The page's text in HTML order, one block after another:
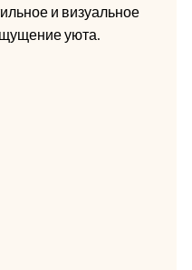
и визуальное
уюта.